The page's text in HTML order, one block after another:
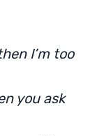
I’m too
you ask